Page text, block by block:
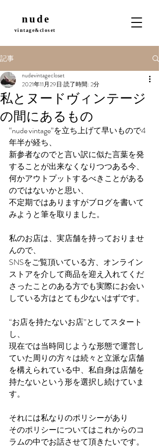
nude
vintage&closet
記事
私とヌードヴィンテージ
の間にあるもの
nudevintagecloset
2021年11月29日 読了時間: 2分
“nude vintage”を立ち上げて早いもので4
年半が経ち、
新参者なのでと言い訳に似た言葉を発
することが出来なくなりつつある今、
何かアウトプットするべきことがある
のではないかと思い、
不定期ではありますがブログを書いて
みようと筆を取りました。
私のお店は、実店舗を持っておりませ
んので、
SNSをご覧頂いている方、オンライン
ストアを介して商品を迎え入れてくだ
さったことのある方でも実際にお会い
している方はとても少ないはずです。
“お店を持たないお店”としてスタート
し、
現在では当時同じような形態で運営し
ていた周りの方々は続々と立派な店舗
を構えられている中、私自身は店舗を
持たないという形を選択し続けていま
す。
それには私なりのポリシーがあり
そのポリシーについてはこれからのコ
ラムの中でお話させて頂きたいです。